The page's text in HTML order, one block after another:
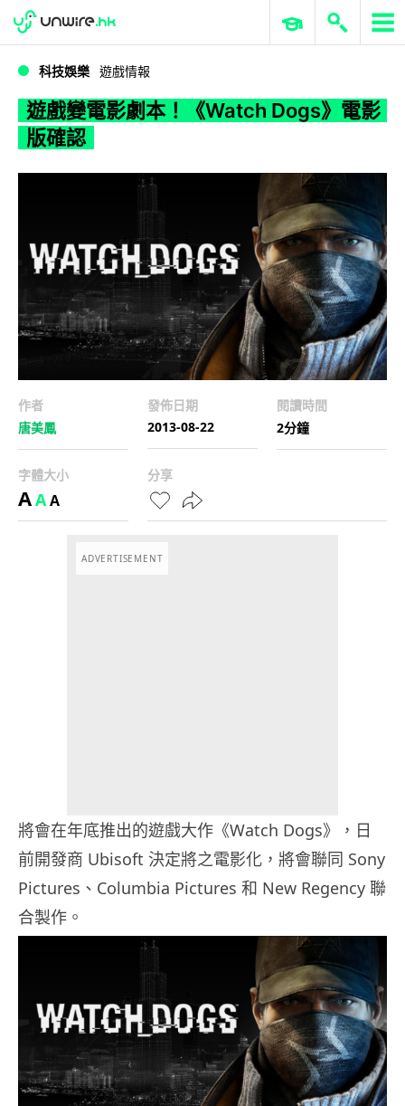
WWDC 2026 ERP 與商業 AI
科技娛樂 遊戲情報
遊戲變電影劇本！《Watch Dogs》電影
版確認
作者
唐美鳳
發佈日期
2013-08-22
閱讀時間
2分鐘
字體大小
AAA
分享
ADVERTISEMENT
將會在年底推出的遊戲大作《Watch Dogs》，日
前開發商 Ubisoft 決定將之電影化，將會聯同 Sony
Pictures、Columbia Pictures 和 New Regency 聯
合製作。